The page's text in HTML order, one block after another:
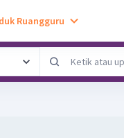
Ruangguru